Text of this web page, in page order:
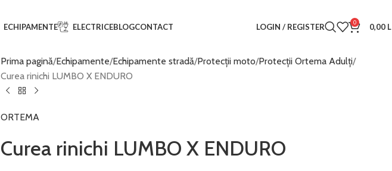
ECHIPAMENTE ELECTRICEBLOGCONTACT LOGIN / REGISTER 0 0,00
Prima pagină Echipamente Echipamente stradă Protecții moto Protecții Ortema Adulți
Curea rinichi LUMBO X ENDURO
ORTEMA
Curea rinichi LUMBO X ENDURO